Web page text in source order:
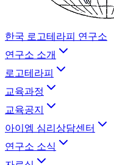
한국 로고테라피 연구소
연구소 소개
로고테라피
교육과정
교육공지
아이엠 심리상담센터
연구소 소식